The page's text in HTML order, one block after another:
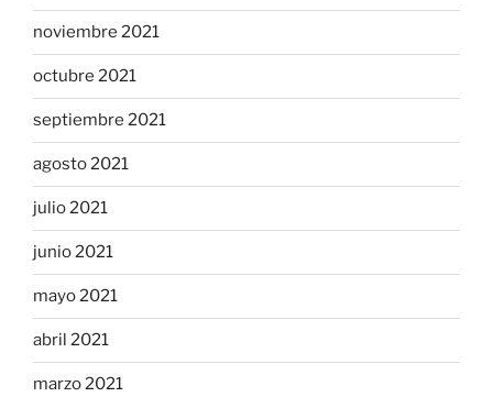
noviembre 2021
octubre 2021
septiembre 2021
agosto 2021
julio 2021
junio 2021
mayo 2021
abril 2021
marzo 2021